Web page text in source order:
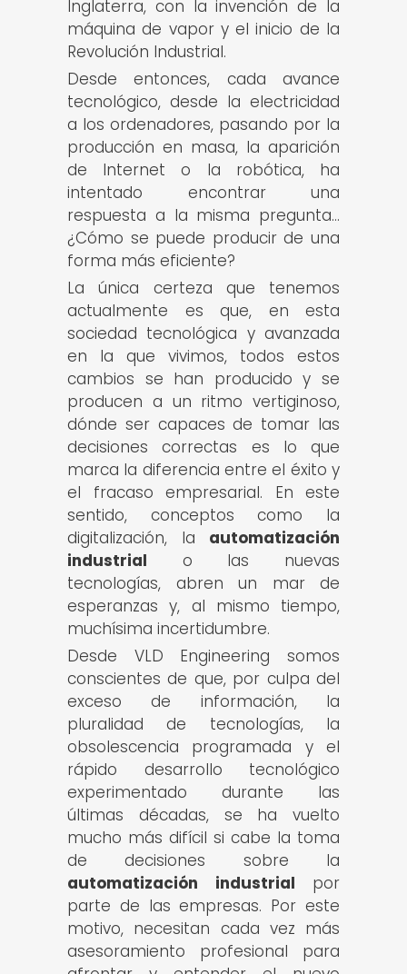
Inglaterra, con la invención de la
máquina de vapor y el inicio de la
Revolución Industrial.
Desde entonces, cada avance
tecnológico, desde la electricidad
a los ordenadores, pasando por la
producción en masa, la aparición
de Internet o la robótica, ha
intentado encontrar una
respuesta a la misma pregunta…
¿Cómo se puede producir de una
forma más eficiente?
La única certeza que tenemos
actualmente es que, en esta
sociedad tecnológica y avanzada
en la que vivimos, todos estos
cambios se han producido y se
producen a un ritmo vertiginoso,
dónde ser capaces de tomar las
decisiones correctas es lo que
marca la diferencia entre el éxito y
el fracaso empresarial. En este
sentido, conceptos como la
digitalización, la automatización
industrial o las nuevas
tecnologías, abren un mar de
esperanzas y, al mismo tiempo,
muchísima incertidumbre.
Desde VLD Engineering somos
conscientes de que, por culpa del
exceso de información, la
pluralidad de tecnologías, la
obsolescencia programada y el
rápido desarrollo tecnológico
experimentado durante las
últimas décadas, se ha vuelto
mucho más difícil si cabe la toma
de decisiones sobre la
automatización industrial por
parte de las empresas. Por este
motivo, necesitan cada vez más
asesoramiento profesional para